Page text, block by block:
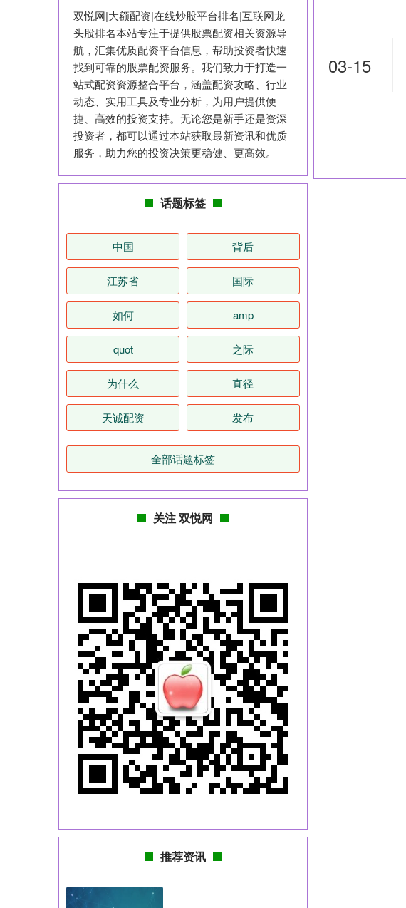
03-15
双悦网|大额配资|在线炒股平台排名|互联网龙
头股排名本站专注于提供股票配资相关资源导
航，汇集优质配资平台信息，帮助投资者快速
找到可靠的股票配资服务。我们致力于打造一
站式配资资源整合平台，涵盖配资攻略、行业
动态、实用工具及专业分析，为用户提供便
捷、高效的投资支持。无论您是新手还是资深
投资者，都可以通过本站获取最新资讯和优质
服务，助力您的投资决策更稳健、更高效。
话题标签
中国 背后
江苏省 国际
如何 amp
quot 之际
为什么 直径
天诚配资 发布
全部话题标签
关注 双悦网
推荐资讯